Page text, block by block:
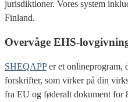
jurisdiktioner. Vores system
Finland.
Overvåge EHS-
SHEQAPP er et onlineprogram,
forskrifter, som virker på din
fra EU og føderalt dokument for